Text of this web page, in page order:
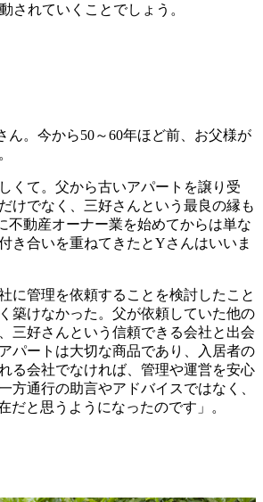
されていくことでしょう。
。今から50～60年ほど前、お父様が
くて。父から古いアパートを譲り受
けでなく、三好さんという最良の縁も
動産オーナー業を始めてからは単な
き合いを重ねてきたとYさんはいいま
に管理を依頼することを検討したこと
築けなかった。父が依頼していた他の
三好さんという信頼できる会社と出会
パートは大切な商品であり、入居者の
る会社でなければ、管理や運営を安心
通行の助言やアドバイスではなく、
と思うようになったのです」。